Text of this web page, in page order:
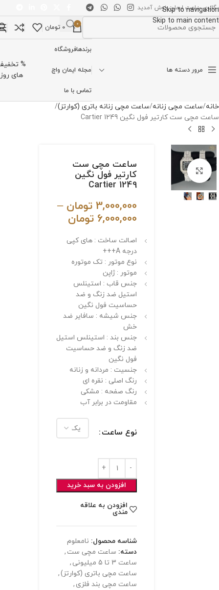
Skip to navigation
Skip to main content
گالری ساعت ایمان خوش آمدید
0
0 تومان
مرور دسته ها
برندهافروشگاه
مجله ایمان واچ
تماس با ما
%
های روز
خانه ساعت مچی زنانه ساعت مچی زنانه باتری (کوارتز)
ساعت مچی ست کارتیر فول نگین Cartier 1249
برای بزرگنمایی کلیک کنیدساعت مچی ست
کارتیر فول نگین
Cartier 1249
3,000,000 تومان –
6,000,000 تومان
اصالت ساخت : های کپی
درجه A+++
نوع موتور : تک موتوره
موتور : ژاپن
جنس قاب : استینلس
استیل ضد زنگ و ضد
حساسیت فول نگین
جنس شیشه : سافایر ضد
خش
جنس بند : استینلس استیل
ضد زنگ و ضد حساسیت
فول نگین
جنسیت : مردانه و زنانه
رنگ اصلی : نقره ای
رنگ صفحه : مشکی
مقاومت در برابر آب
نوع ساعت
افزودن به سبد خرید
افزودن به علاقه
مندی
شناسه محصول: نامعلوم
دسته: ساعت مچی ست ,
ساعت 3 تا 5 میلیونی
,
ساعت مچی باتری (کوارتز),
ساعت مچی بند فلزی ,